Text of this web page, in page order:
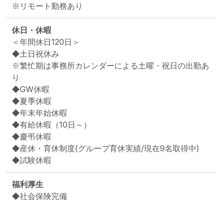
※リモート勤務あり
休日・休暇
＜年間休日120日＞
◆土日祝休み
※繁忙期は事務所カレンダーによる土曜・祝日の出勤あ
り
◆GW休暇
◆夏季休暇
◆年末年始休暇
◆有給休暇（10日～）
◆慶弔休暇
◆産休・育休制度(グループ育休実績/現在9名取得中)
◆試験休暇
福利厚生
◆社会保険完備